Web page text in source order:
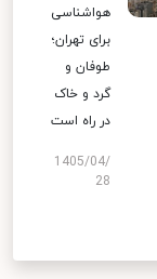
هواشناسی
برای تهران؛
طوفان و
گرد و خاک
در راه است
1405/04/
28